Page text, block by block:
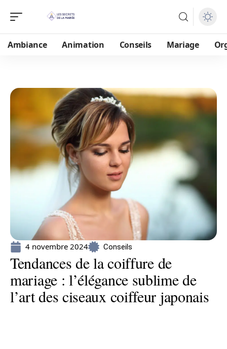
Ambiance Animation Conseils Mariage
4 novembre 2024 Conseils
Tendances de la coiffure de
mariage : l’élégance sublime de
l’art des ciseaux coiffeur japonais